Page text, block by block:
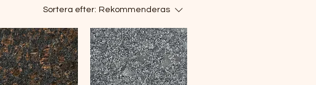
Sortera efter: Rekommenderas